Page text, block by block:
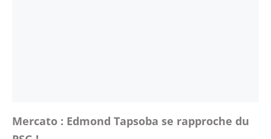
Mercato : Edmond Tapsoba se rapproche du